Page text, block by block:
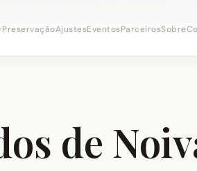
PreservaçãoAjustesEventosParceirosSobre
de